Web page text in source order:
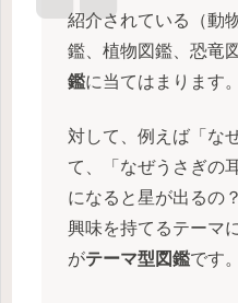
紹介されている（動
鑑、植物図鑑、恐竜
鑑に当てはまります。
対して、例えば「な
て、「なぜうさぎの
になると星が出るの
興味を持てるテーマ
がテーマ型図鑑です。